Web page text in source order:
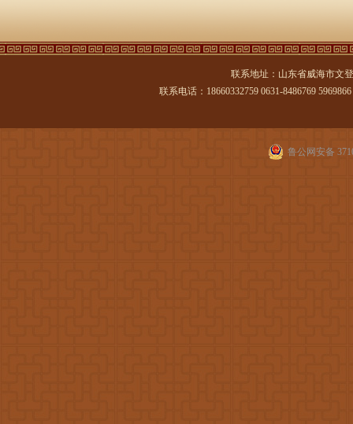
联系地址：山东省威海市文
联系电话：18660332759 0631-8486769
鲁公网安备